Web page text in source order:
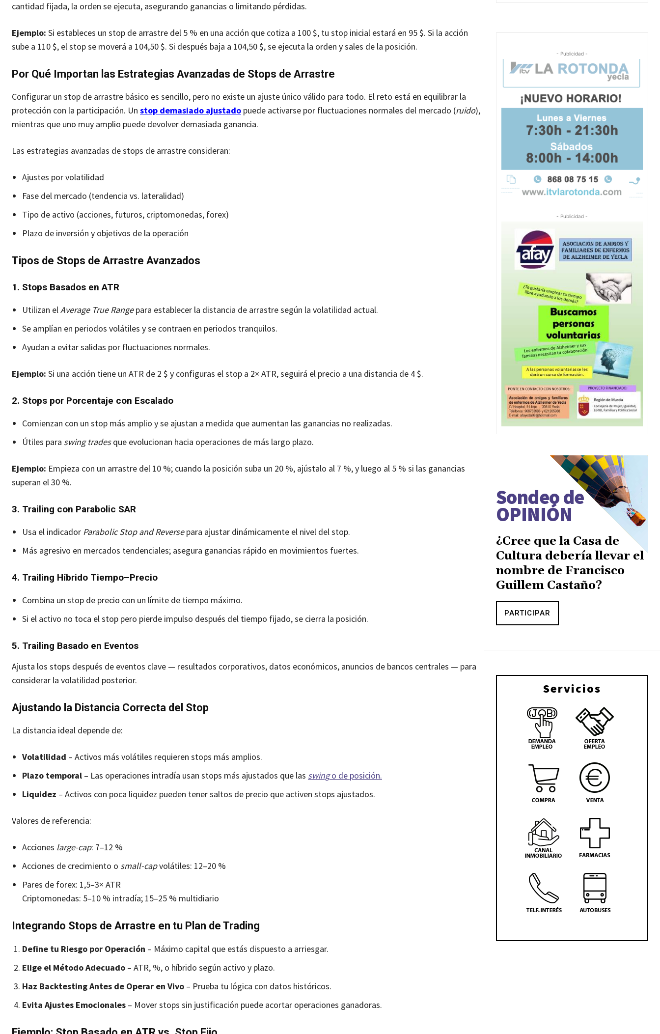
cantidad fijada, la orden se ejecuta, asegurando ganancias o limitando pérdidas.
Ejemplo: Si estableces un stop de arrastre del 5 % en una acción que cotiza a 100 $, tu stop inicial estará en 95 $. Si la acción
sube a 110 $, el stop se moverá a 104,50 $. Si después baja a 104,50 $, se ejecuta la orden y sales de la posición.
Por Qué Importan las Estrategias Avanzadas de Stops de Arrastre
Configurar un stop de arrastre básico es sencillo, pero no existe un ajuste único válido para todo. El reto está en equilibrar la
protección con la participación. Un stop demasiado ajustado puede activarse por fluctuaciones normales del mercado (ruido),
mientras que uno muy amplio puede devolver demasiada ganancia.
Las estrategias avanzadas de stops de arrastre consideran:
Ajustes por volatilidad
Fase del mercado (tendencia vs. lateralidad)
Tipo de activo (acciones, futuros, criptomonedas, forex)
Plazo de inversión y objetivos de la operación
Tipos de Stops de Arrastre Avanzados
1. Stops Basados en ATR
Utilizan elAverage True Rangepara establecer la distancia de arrastre según la volatilidad actual.
Se amplían en periodos volátiles y se contraen en periodos tranquilos.
Ayudan a evitar salidas por fluctuaciones normales.
Ejemplo: Si una acción tiene un ATR de 2 $ y configuras el stop a 2× ATR, seguirá el precio a una distancia de 4 $.
2. Stops por Porcentaje con Escalado
Comienzan con un stop más amplio y se ajustan a medida que aumentan las ganancias no realizadas.
Útiles para swing tradesque evolucionan hacia operaciones de más largo plazo.
Ejemplo: Empieza con un arrastre del 10 %; cuando la posición suba un 20 %, ajústalo al 7 %, y luego al 5 % si las ganancias
superan el 30 %.
3. Trailing con Parabolic SAR
Usa el indicador Parabolic Stop and Reversepara ajustar dinámicamente el nivel del stop.
Más agresivo en mercados tendenciales; asegura ganancias rápido en movimientos fuertes.
4. Trailing Híbrido Tiempo–Precio
Combina un stop de precio con un límite de tiempo máximo.
Si el activo no toca el stop pero pierde impulso después del tiempo fijado, se cierra la posición.
5. Trailing Basado en Eventos
Ajusta los stops después de eventos clave — resultados corporativos, datos económicos, anuncios de bancos centrales — para
considerar la volatilidad posterior.
Ajustando la Distancia Correcta del Stop
La distancia ideal depende de:
Volatilidad – Activos más volátiles requieren stops más amplios.
Plazo temporal – Las operaciones intradía usan stops más ajustados que las swingo de posición.
Liquidez – Activos con poca liquidez pueden tener saltos de precio que activen stops ajustados.
Valores de referencia:
Acciones large-cap: 7–12 %
Acciones de crecimiento o small-capvolátiles: 12–20 %
Pares de forex: 1,5–3× ATR
Criptomonedas: 5–10 % intradía; 15–25 % multidiario
Integrando Stops de Arrastre en tu Plan de Trading
Define tu Riesgo por Operación – Máximo capital que estás dispuesto a arriesgar.
Elige el Método Adecuado – ATR, %, o híbrido según activo y plazo.
Haz Backtesting Antes de Operar en Vivo – Prueba tu lógica con datos históricos.
Evita Ajustes Emocionales – Mover stops sin justificación puede acortar operaciones ganadoras.
- Publicidad -
- Publicidad -
Sondeo de
OPINIÓN
¿Cree que la Casa de
Cultura debería llevar el
nombre de Francisco
Guillem Castaño?
PARTICIPAR
Servicios